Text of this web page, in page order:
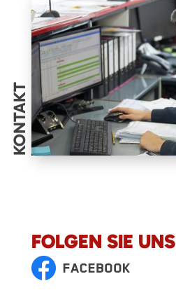
KONTAKT
FOLGEN SIE UNS